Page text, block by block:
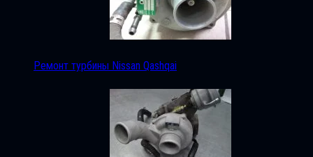
Ремонт турбины Nissan Qashqai